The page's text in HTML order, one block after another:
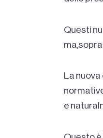
Questi
La
e